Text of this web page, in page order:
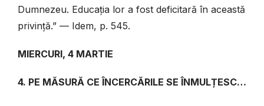
Dumnezeu. Educația lor a fost deficitară în această
privință.” — Idem, p. 545.
MIERCURI, 4 MARTIE
4. PE MĂSURĂ CE ÎNCERCĂRILE SE ÎNMULȚESC…